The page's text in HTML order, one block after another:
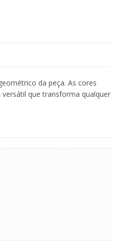
da peça. As cores
que transforma qualquer